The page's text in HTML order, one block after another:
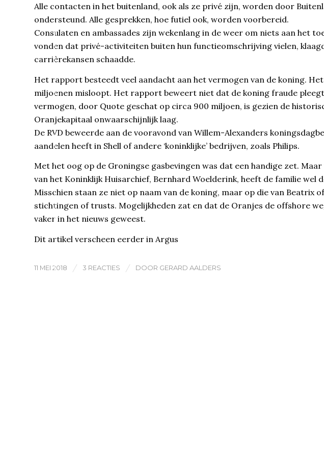
Alle contacten in het buitenland, ook als ze privé zijn, worden door
ondersteund. Alle gesprekken, hoe futiel ook, worden voorbereid.
Consulaten en ambassades zijn wekenlang in de weer om niets aan het
vonden dat privé-activiteiten buiten hun functieomschrijving vielen,
carrièrekansen schaadde.
Het rapport besteedt veel aandacht aan het vermogen van de koning.
miljoenen misloopt. Het rapport beweert niet dat de koning fraude
vermogen, door Quote geschat op circa 900 miljoen, is gezien de
Oranjekapitaal onwaarschijnlijk laag.
De RVD beweerde aan de vooravond van Willem-Alexanders
aandelen heeft in Shell of andere ‘koninklijke’ bedrijven, zoals Philips.
Met het oog op de Groningse gasbevingen was dat een handige zet.
van het Koninklijk Huisarchief, Bernhard Woelderink, heeft de familie wel
Misschien staan ze niet op naam van de koning, maar op die van Beatrix
stichtingen of trusts. Mogelijkheden zat en dat de Oranjes de offshore
vaker in het nieuws geweest.
Dit artikel verscheen eerder in Argus
11 MEI 2018 / 3 REACTIES / DOOR GERARD AALDERS